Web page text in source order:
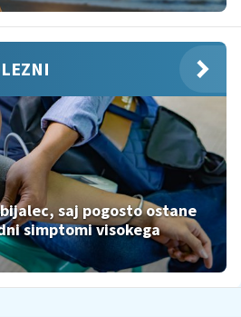
saj pogosto ostane
simptomi visokega